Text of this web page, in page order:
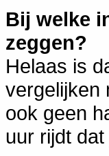
Bij welke
zeggen?
Helaas is
vergelijken
ook geen
uur rijdt